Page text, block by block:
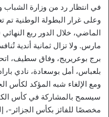
في انتظار رد من وزارة الشباب
وعلى غرار البطولة الوطنية
مارس. ولا تزال ثمانية أندية
برج بوعريريج، وفاق سطيف،
بلعباس، أمل بوسعادة، نادي
ومع الإلغاء شبه المؤكد لكأس
سيسمح بالمشاركة في كأس
مخصصًا للفائز بكأس الجزائر-،